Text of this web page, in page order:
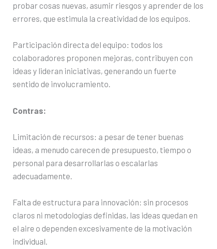
probar cosas nuevas, asumir riesgos y aprender de los
errores, que estimula la creatividad de los equipos.
Participación directa del equipo: todos los
colaboradores proponen mejoras, contribuyen con
ideas y lideran iniciativas, generando un fuerte
sentido de involucramiento.
Contras:
Limitación de recursos: a pesar de tener buenas
ideas, a menudo carecen de presupuesto, tiempo o
personal para desarrollarlas o escalarlas
adecuadamente.
Falta de estructura para innovación: sin procesos
claros ni metodologías definidas, las ideas quedan en
el aire o dependen excesivamente de la motivación
individual.